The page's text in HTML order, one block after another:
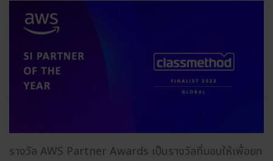
รางวัล AWS Partner Awards เป็นรางวัลที่มอบให้เพื่อยก